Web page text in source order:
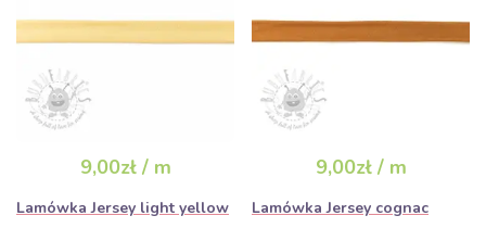
9,00zł / m
Lamówka Jersey light yellow
9,00zł / m
Lamówka Jersey cognac